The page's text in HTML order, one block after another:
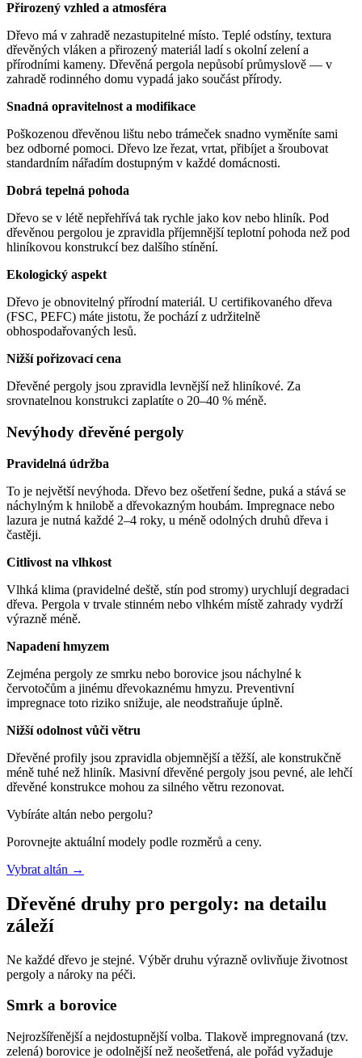
Přirozený vzhled a atmosféra
Dřevo má v zahradě nezastupitelné místo. Teplé odstíny, textura
dřevěných vláken a přirozený materiál ladí s okolní zelení a
přírodními kameny. Dřevěná pergola nepůsobí průmyslově — v
zahradě rodinného domu vypadá jako součást přírody.
Snadná opravitelnost a modifikace
Poškozenou dřevěnou lištu nebo trámeček snadno vyměníte sami
bez odborné pomoci. Dřevo lze řezat, vrtat, přibíjet a šroubovat
standardním nářadím dostupným v každé domácnosti.
Dobrá tepelná pohoda
Dřevo se v létě nepřehřívá tak rychle jako kov nebo hliník. Pod
dřevěnou pergolou je zpravidla příjemnější teplotní pohoda než pod
hliníkovou konstrukcí bez dalšího stínění.
Ekologický aspekt
Dřevo je obnovitelný přírodní materiál. U certifikovaného dřeva
(FSC, PEFC) máte jistotu, že pochází z udržitelně
obhospodařovaných lesů.
Nižší pořizovací cena
Dřevěné pergoly jsou zpravidla levnější než hliníkové. Za
srovnatelnou konstrukci zaplatíte o 20–40 % méně.
Nevýhody dřevěné pergoly
Pravidelná údržba
To je největší nevýhoda. Dřevo bez ošetření šedne, puká a stává se
náchylným k hnilobě a dřevokazným houbám. Impregnace nebo
lazura je nutná každé 2–4 roky, u méně odolných druhů dřeva i
častěji.
Citlivost na vlhkost
Vlhká klima (pravidelné deště, stín pod stromy) urychlují degradaci
dřeva. Pergola v trvale stinném nebo vlhkém místě zahrady vydrží
výrazně méně.
Napadení hmyzem
Zejména pergoly ze smrku nebo borovice jsou náchylné k
červotočům a jinému dřevokaznému hmyzu. Preventivní
impregnace toto riziko snižuje, ale neodstraňuje úplně.
Nižší odolnost vůči větru
Dřevěné profily jsou zpravidla objemnější a těžší, ale konstrukčně
méně tuhé než hliník. Masivní dřevěné pergoly jsou pevné, ale lehčí
dřevěné konstrukce mohou za silného větru rezonovat.
Vybíráte altán nebo pergolu?
Porovnejte aktuální modely podle rozměrů a ceny.
Vybrat altán →
Dřevěné druhy pro pergoly: na detailu
záleží
Ne každé dřevo je stejné. Výběr druhu výrazně ovlivňuje životnost
pergoly a nároky na péči.
Smrk a borovice
Nejrozšířenější a nejdostupnější volba. Tlakově impregnovaná (tzv.
zelená) borovice je odolnější než neošetřená, ale pořád vyžaduje